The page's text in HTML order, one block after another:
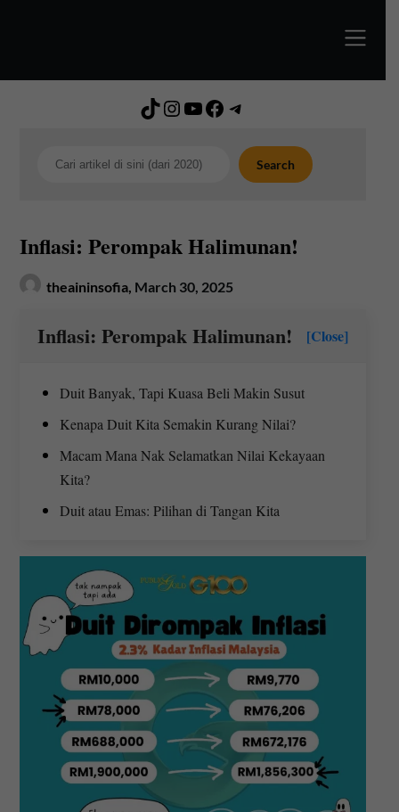
TikTok
Instagram
YouTube
Facebook
Telegram
Search Search
Inflasi: Perompak Halimunan!
theaininsofia, March 30, 2025
Inflasi: Perompak Halimunan! [Close]
Duit Banyak, Tapi Kuasa Beli Makin Susut
Kenapa Duit Kita Semakin Kurang Nilai?
Macam Mana Nak Selamatkan Nilai Kekayaan
Kita?
Duit atau Emas: Pilihan di Tangan Kita